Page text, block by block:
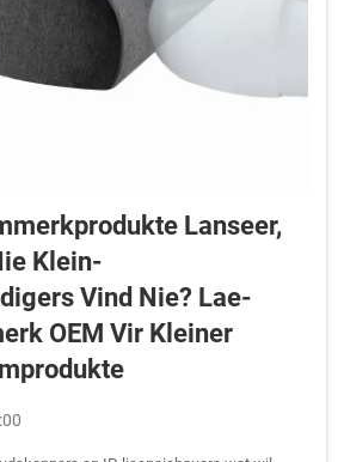
Lanseer,
Klein-
Vind Nie? Lae-
OEM Vir Kleiner